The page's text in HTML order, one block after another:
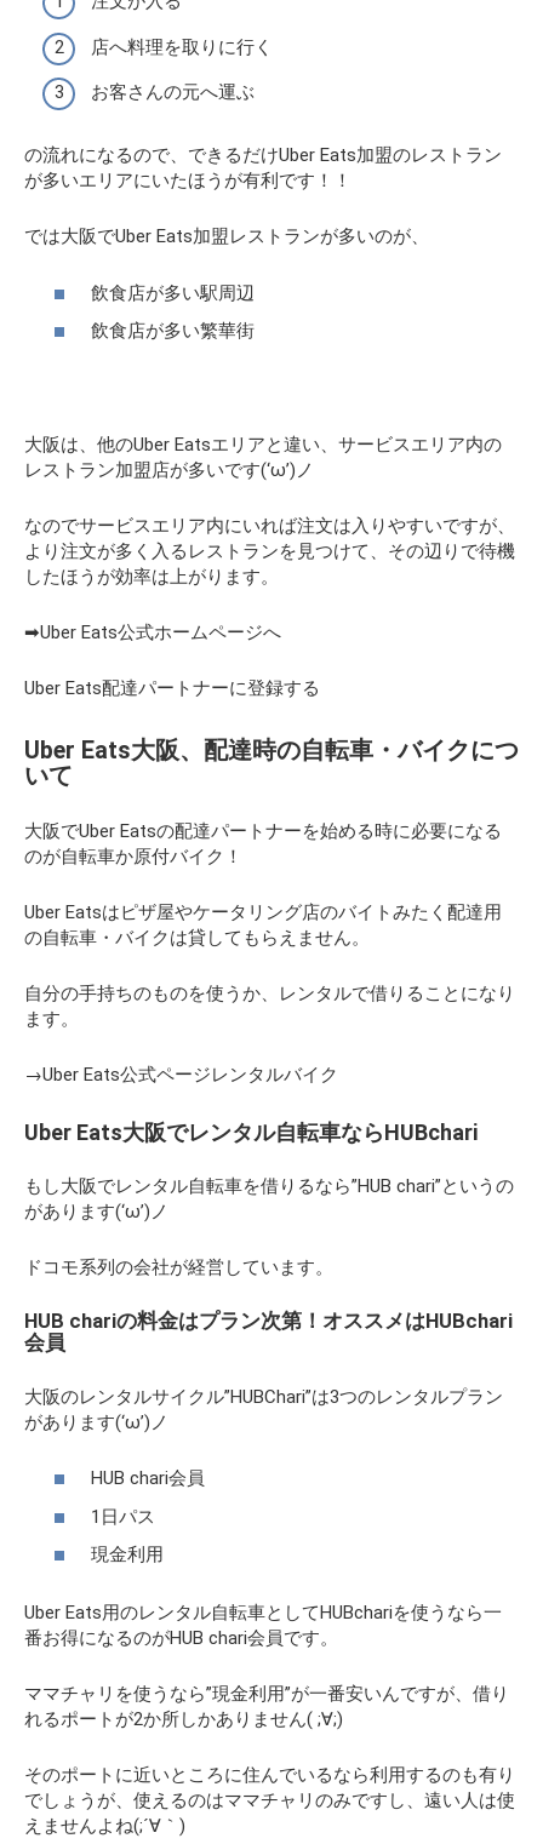
店へ料理を取りに行く
お客さんの元へ運ぶ
の流れになるので、できるだけUber Eats加盟のレストラン
が多いエリアにいたほうが有利です！！
では大阪でUber Eats加盟レストランが多いのが、
飲食店が多い駅周辺
飲食店が多い繁華街
大阪は、他のUber Eatsエリアと違い、サービスエリア内の
レストラン加盟店が多いです(‘ω’)ノ
なのでサービスエリア内にいれば注文は入りやすいですが、
より注文が多く入るレストランを見つけて、その辺りで待機
したほうが効率は上がります。
➡Uber Eats公式ホームページへ
Uber Eats配達パートナーに登録する
Uber Eats大阪、配達時の自転車・バイクにつ
いて
大阪でUber Eatsの配達パートナーを始める時に必要になる
のが自転車か原付バイク！
Uber Eatsはピザ屋やケータリング店のバイトみたく配達用
の自転車・バイクは貸してもらえません。
自分の手持ちのものを使うか、レンタルで借りることになり
ます。
→Uber Eats公式ページレンタルバイク
Uber Eats大阪でレンタル自転車ならHUBchari
もし大阪でレンタル自転車を借りるなら”HUB chari”というの
があります(‘ω’)ノ
ドコモ系列の会社が経営しています。
HUB chariの料金はプラン次第！オススメはHUBchari
会員
大阪のレンタルサイクル”HUBChari”は3つのレンタルプラン
があります(‘ω’)ノ
HUB chari会員
1日パス
現金利用
Uber Eats用のレンタル自転車としてHUBchariを使うなら一
番お得になるのがHUB chari会員です。
ママチャリを使うなら”現金利用”が一番安いんですが、 借り
れるポートが2か所しかありません( ;∀;)
そのポートに近いところに住んでいるなら利用するのも有り
でしょうが、使えるのはママチャリのみですし、遠い人は使
えませんよね(;´∀｀)